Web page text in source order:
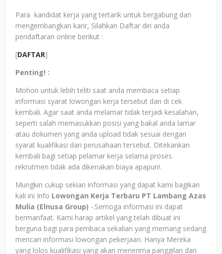
Para kandidat kerja yang tertarik untuk bergabung dan
mengembangkan karir, Silahkan Daftar diri anda
pendaftaran online berikut :
[DAFTAR]
Penting! :
Mohon untuk lebih teliti saat anda membaca setiap
informasi syarat lowongan kerja tersebut dan di cek
kembali. Agar saat anda melamar tidak terjadi kesalahan,
seperti salah memasukkan posisi yang bakal anda lamar
atau dokumen yang anda upload tidak sesuai dengan
syarat kualifikasi dari perusahaan tersebut. Ditekankan
kembali bagi setiap pelamar kerja selama proses
rekrutmen tidak ada dikenakan biaya apapun!.
Mungkin cukup sekian informasi yang dapat kami bagikan
kali ini Info Lowongan Kerja Terbaru PT Lambang Azas
Mulia (Elnusa Group) -.Semoga informasi ini dapat
bermanfaat. Kami harap artikel yang telah dibuat ini
berguna bagi para pembaca sekalian yang memang sedang
mencari informasi lowongan pekerjaan. Hanya Mereka
yang lolos kualifikasi yang akan menerima panggilan dan